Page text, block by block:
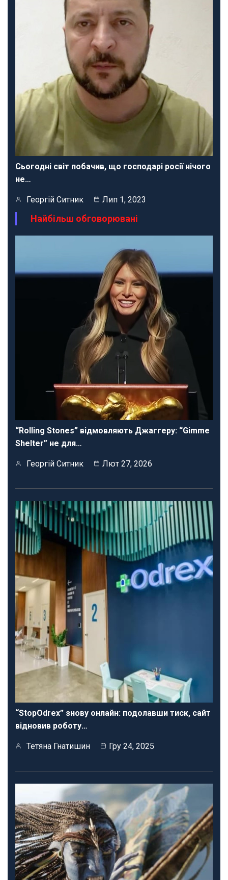
Сьогодні світ побачив, що господарі росії нічого
не…
Георгій Ситник Лип 1, 2023
Найбільш обговорювані
“Rolling Stones” відмовляють Джаггеру: “Gimme
Shelter” не для…
Георгій Ситник Лют 27, 2026
“StopOdrex” знову онлайн: подолавши тиск, сайт
відновив роботу…
Тетяна Гнатишин Гру 24, 2025